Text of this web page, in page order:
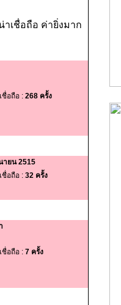
เชื่อถือ ค่ายิ่งมาก
ชื่อถือ : 268 ครั้ง
ายน 2515
ชื่อถือ : 32 ครั้ง
ชื่อถือ : 7 ครั้ง